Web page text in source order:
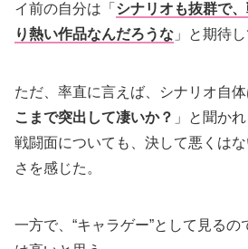
イ前の自分は「 シナリオも抜群で
り熱い作品なんだろうな 」と期待し
ただ、率直に言えば、シナリオ自
こまで突出して凄いか？ 」と聞か
戦闘面についても、決して悪くは
さを感じた。
一方で、“キャラゲー”として見る